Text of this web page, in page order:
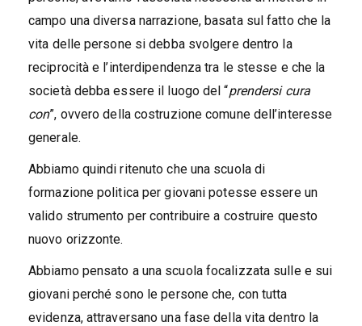
campo una diversa narrazione, basata sul fatto che la
vita delle persone si debba svolgere dentro la
reciprocità e l’interdipendenza tra le stesse e che la
società debba essere il luogo del “prendersi cura
con”, ovvero della costruzione comune dell’interesse
generale.
Abbiamo quindi ritenuto che una scuola di
formazione politica per giovani potesse essere un
valido strumento per contribuire a costruire questo
nuovo orizzonte.
Abbiamo pensato a una scuola focalizzata sulle e sui
giovani perché sono le persone che, con tutta
evidenza, attraversano una fase della vita dentro la